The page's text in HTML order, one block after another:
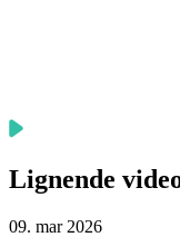
Lignende
09. mar 2026